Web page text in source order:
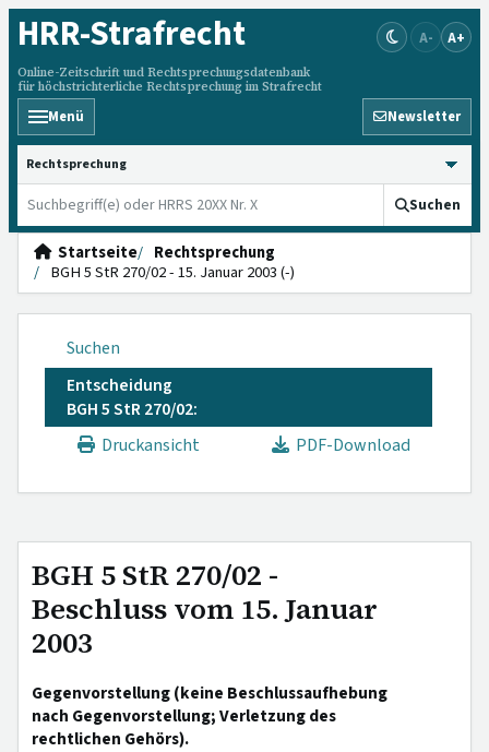
HRR-Strafrecht
Online-Zeitschrift und Rechtsprechungsdatenbank
für höchstrichterliche Rechtsprechung im Strafrecht
A- A+
Menü Newsletter
HRRS durchsuchen
Suchen
Startseite
Rechtsprechung
BGH 5 StR 270/02 - 15. Januar 2003 (-)
Suchen
Entscheidung
BGH 5 StR 270/02:
Druckansicht
PDF-Download
BGH 5 StR 270/02 -
Beschluss vom 15. Januar
2003
Gegenvorstellung (keine Beschlussaufhebung
nach Gegenvorstellung; Verletzung des
rechtlichen Gehörs).